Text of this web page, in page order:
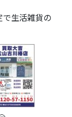
生活雑貨の